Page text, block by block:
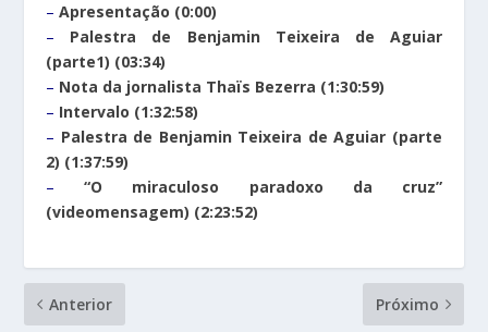
–Apresentação (0:00)
– Palestra de Benjamin Teixeira de Aguiar
(parte1) (03:34)
– Nota da jornalista Thaïs Bezerra (1:30:59)
– Intervalo (1:32:58)
– Palestra de Benjamin Teixeira de Aguiar (parte
2) (1:37:59)
–“O miraculoso paradoxo da cruz”
(videomensagem) (2:23:52)
Anterior Próximo